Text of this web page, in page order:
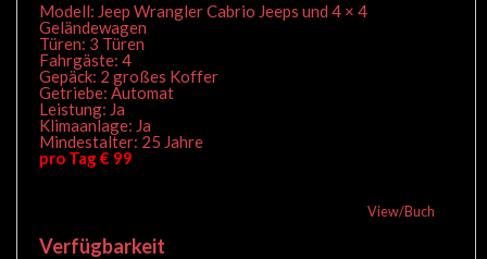
Modell: Jeep Wrangler Cabrio Jeeps und 4 × 4
Geländewagen
Türen: 3 Türen
Fahrgäste: 4
Gepäck: 2 großes Koffer
Getriebe: Automat
Leistung: Ja
Klimaanlage: Ja
Mindestalter: 25 Jahre
pro Tag € 99
View/Buch
Verfügbarkeit